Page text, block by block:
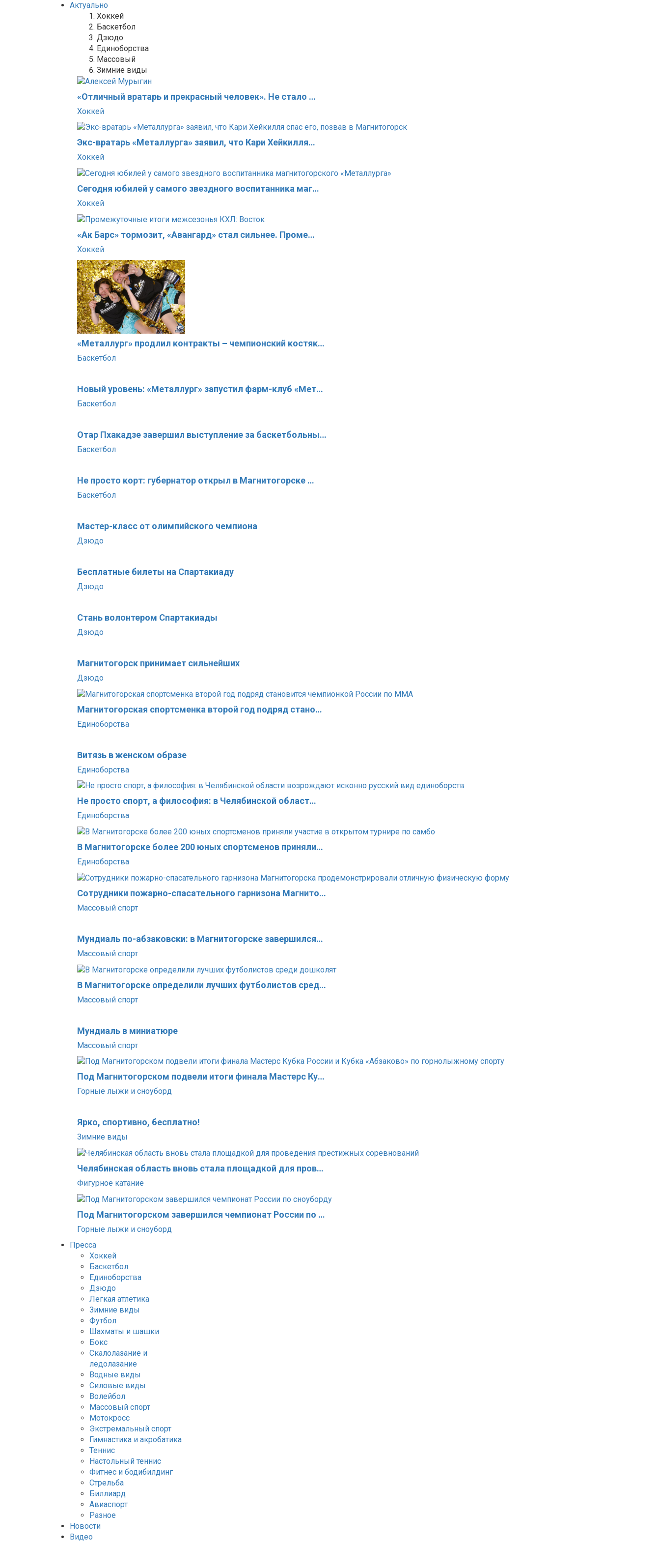
Актуально
Хоккей
Баскетбол
Дзюдо
Единоборства
Массовый
Зимние виды
«Отличный вратарь и прекрасный человек». Не стало …
Хоккей
Экс-вратарь «Металлурга» заявил, что Кари Хейкилля…
Хоккей
Сегодня юбилей у самого звездного воспитанника маг…
Хоккей
«Ак Барс» тормозит, «Авангард» стал сильнее. Проме…
Хоккей
«Металлург» продлил контракты – чемпионский костяк…
Баскетбол
Новый уровень: «Металлург» запустил фарм-клуб «Мет…
Баскетбол
Отар Пхакадзе завершил выступление за баскетбольны…
Баскетбол
Не просто корт: губернатор открыл в Магнитогорске …
Баскетбол
Мастер-класс от олимпийского чемпиона
Дзюдо
Бесплатные билеты на Спартакиаду
Дзюдо
Стань волонтером Спартакиады
Дзюдо
Магнитогорск принимает сильнейших
Дзюдо
Магнитогорская спортсменка второй год подряд стано…
Единоборства
Витязь в женском образе
Единоборства
Не просто спорт, а философия: в Челябинской област…
Единоборства
В Магнитогорске более 200 юных спортсменов приняли…
Единоборства
Сотрудники пожарно-спасательного гарнизона Магнито…
Массовый спорт
Мундиаль по-абзаковски: в Магнитогорске завершился…
Массовый спорт
В Магнитогорске определили лучших футболистов сред…
Массовый спорт
Мундиаль в миниатюре
Массовый спорт
Под Магнитогорском подвели итоги финала Мастерс Ку…
Горные лыжи и сноуборд
Ярко, спортивно, бесплатно!
Зимние виды
Челябинская область вновь стала площадкой для пров…
Фигурное катание
Под Магнитогорском завершился чемпионат России по …
Горные лыжи и сноуборд
Пресса
Хоккей
Баскетбол
Единоборства
Дзюдо
Легкая атлетика
Зимние виды
Футбол
Шахматы и шашки
Бокс
Скалолазание и
ледолазание
Водные виды
Силовые виды
Волейбол
Массовый спорт
Мотокросс
Экстремальный спорт
Гимнастика и акробатика
Теннис
Настольный теннис
Фитнес и бодибилдинг
Стрельба
Биллиард
Авиаспорт
Разное
Новости
Видео